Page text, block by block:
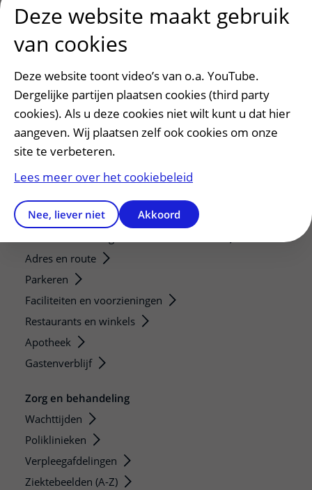
Researchers
Research technologies
Verwijzers
Mijn patiënt verwijzen
Teleconsult aanvragen
Diagnostiek aanvragen
Contact
Adres en route
Parkeren
Faciliteiten en voorzieningen
Restaurants en winkels
Apotheek
Gastenverblijf
Zorg en behandeling
Wachttijden
Poliklinieken
Verpleegafdelingen
Ziektebeelden (A-Z)
Deze website maakt gebruik
van cookies
Deze website toont video’s van o.a. YouTube.
Dergelijke partijen plaatsen cookies (third party
cookies). Als u deze cookies niet wilt kunt u dat hier
aangeven. Wij plaatsen zelf ook cookies om onze
site te verbeteren.
Lees meer over het cookiebeleid
Nee, liever niet Akkoord